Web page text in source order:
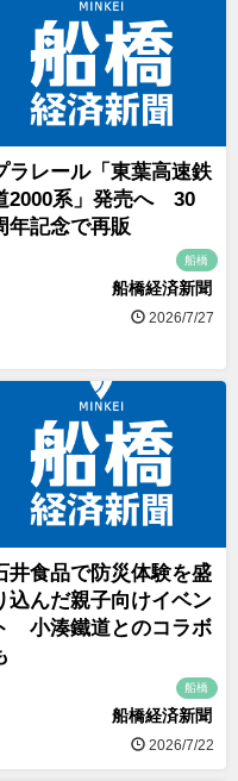
ラレール「東葉高速鉄
2000系」発売へ 30
年記念で再販
船橋
船橋経済新聞
2026/7/27
井食品で防災体験を盛
込んだ親子向けイベン
小湊鐵道とのコラボ
船橋
船橋経済新聞
2026/7/22